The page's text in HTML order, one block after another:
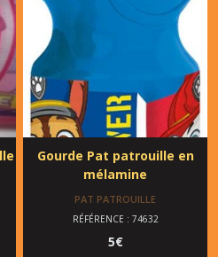
Gourde Pat patrouille en
mélamine
PAT PATROUILLE
RÉFÉRENCE : 74632
5€